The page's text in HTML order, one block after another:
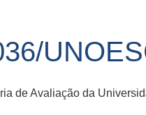
de Avaliação da